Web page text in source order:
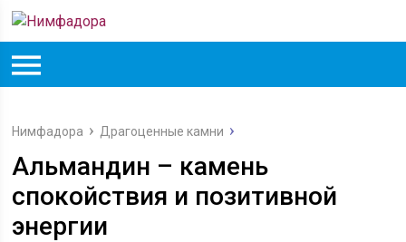
Нимфадора Драгоценные камни
Альмандин – камень
спокойствия и позитивной
энергии